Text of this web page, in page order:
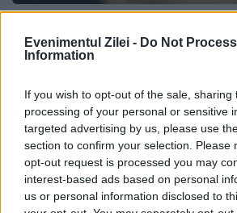
Evenimentul Zilei - Do Not
Information
If you wish to opt-out of the sale, sharing
processing of your personal or sensitive
targeted advertising by us, please use
section to confirm your selection. Please
opt-out request is processed you may
interest-based ads based on personal
us or personal information disclosed to
93 de milioane de
pragul sărăciei în anul
30 APRILIE 2026
Biroul de statistică al Uniunii
Eurostat, a publicat joi, 30
raportul anual privind starea